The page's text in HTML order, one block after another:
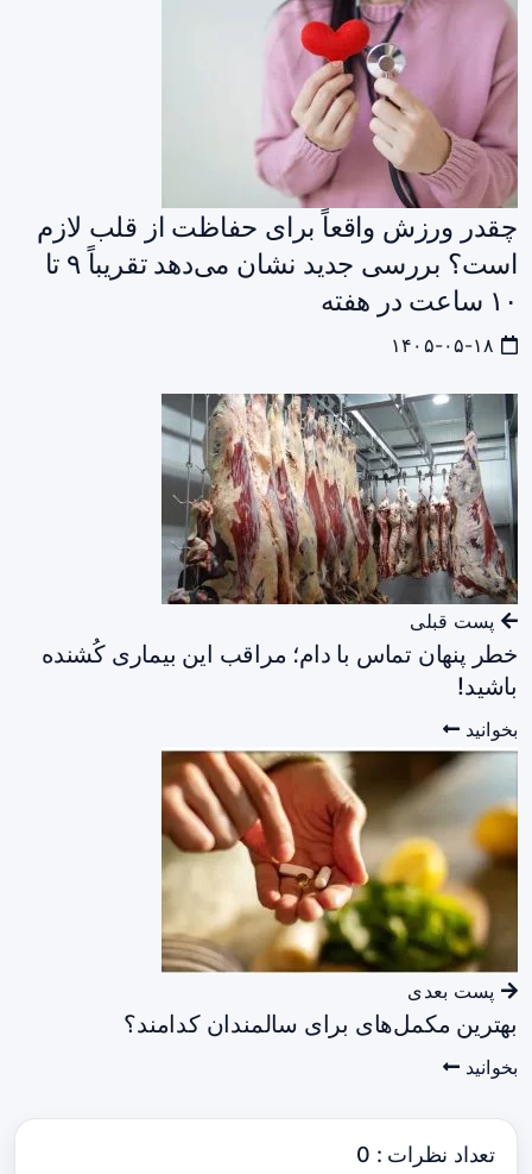
چقدر ورزش واقعاً برای حفاظت از قلب لازم
است؟ بررسی جدید نشان می‌دهد تقریباً ۹ تا
۱۰ ساعت در هفته
پست قبلی
خطر پنهان تماس با دام؛ مراقب این بیماری کُشنده
باشید!
بخوانید
پست بعدی
بهترین مکمل‌های برای سالمندان کدامند؟
بخوانید
تعداد نظرات : 0